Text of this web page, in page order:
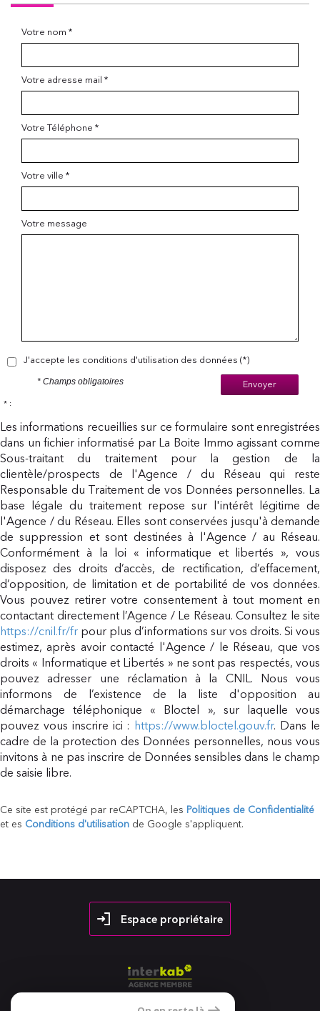
Votre nom *
Votre adresse mail *
Votre Téléphone *
Votre ville *
Votre message
J'accepte les conditions d'utilisation des données (*)
Envoyer
* Champs obligatoires
* :
Les informations recueillies sur ce formulaire sont enregistrées
dans un fichier informatisé par La Boite Immo agissant comme
Sous-traitant du traitement pour la gestion de la
clientèle/prospects de l'Agence / du Réseau qui reste
Responsable du Traitement de vos Données personnelles. La
base légale du traitement repose sur l'intérêt légitime de
l'Agence / du Réseau. Elles sont conservées jusqu'à demande
de suppression et sont destinées à l'Agence / au Réseau.
Conformément à la loi « informatique et libertés », vous
disposez des droits d’accès, de rectification, d’effacement,
d’opposition, de limitation et de portabilité de vos données.
Vous pouvez retirer votre consentement à tout moment en
contactant directement l’Agence / Le Réseau. Consultez le site
https://cnil.fr/fr pour plus d’informations sur vos droits. Si vous
estimez, après avoir contacté l'Agence / le Réseau, que vos
droits « Informatique et Libertés » ne sont pas respectés, vous
pouvez adresser une réclamation à la CNIL. Nous vous
informons de l’existence de la liste d'opposition au
démarchage téléphonique « Bloctel », sur laquelle vous
pouvez vous inscrire ici : https://www.bloctel.gouv.fr. Dans le
cadre de la protection des Données personnelles, nous vous
invitons à ne pas inscrire de Données sensibles dans le champ
de saisie libre.
Ce site est protégé par reCAPTCHA, les Politiques de Confidentialité
et es Conditions d'utilisation de Google s'appliquent.
Espace propriétaire